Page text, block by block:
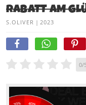
RABATT AM
S.OLIVER | 2023
0/